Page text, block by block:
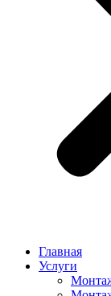
Главная
Услуги